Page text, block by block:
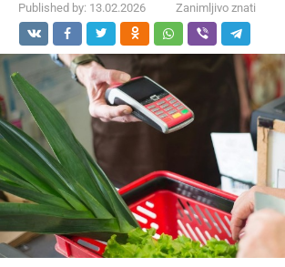
Published by: 13.02.2026 Zanimljivo znati